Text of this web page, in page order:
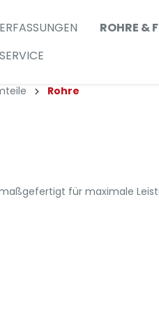
ERFASSUNGEN ROHRE &
SERVICE
Rohre
für maximale